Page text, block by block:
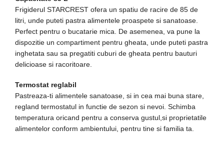
Aparate de tuns
Aparate faciale
Aspiratoare
Aspiratoare de geamuri
Cuptoare electrice
Cântare corporale
Epilatoare
Frigiderul STARCREST ofera un spatiu de racire de 85 de
litri, unde puteti pastra alimentele proaspete si sanatoase.
Perfect pentru o bucatarie mica. De asemenea, va pune la
dispozitie un compartiment pentru gheata, unde puteti pastra
inghetata sau sa pregatiti cuburi de gheata pentru bauturi
delicioase si racoritoare.
Termostat reglabil
Pastreaza-ti alimentele sanatoase, si in cea mai buna stare,
regland termostatul in functie de sezon si nevoi. Schimba
temperatura oricand pentru a conserva gustul,si proprietatile
alimentelor conform ambientului, pentru tine si familia ta.